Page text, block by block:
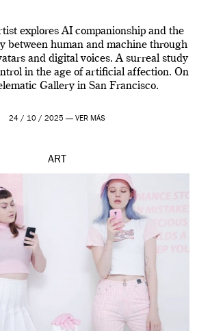
explores AI companionship and the
between human and machine through
and digital voices. A surreal study
in the age of artificial affection. On
Gallery in San Francisco.
24 / 10 / 2025 — VER MÁS
ART